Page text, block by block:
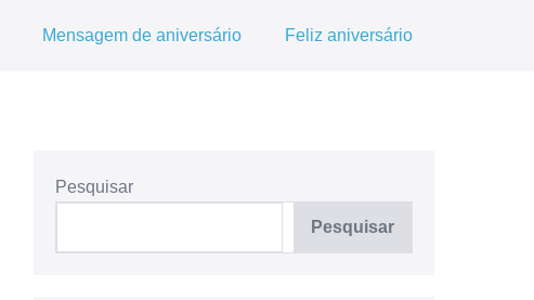
Mensagem de aniversário Feliz aniversário
Pesquisar
Pesquisar